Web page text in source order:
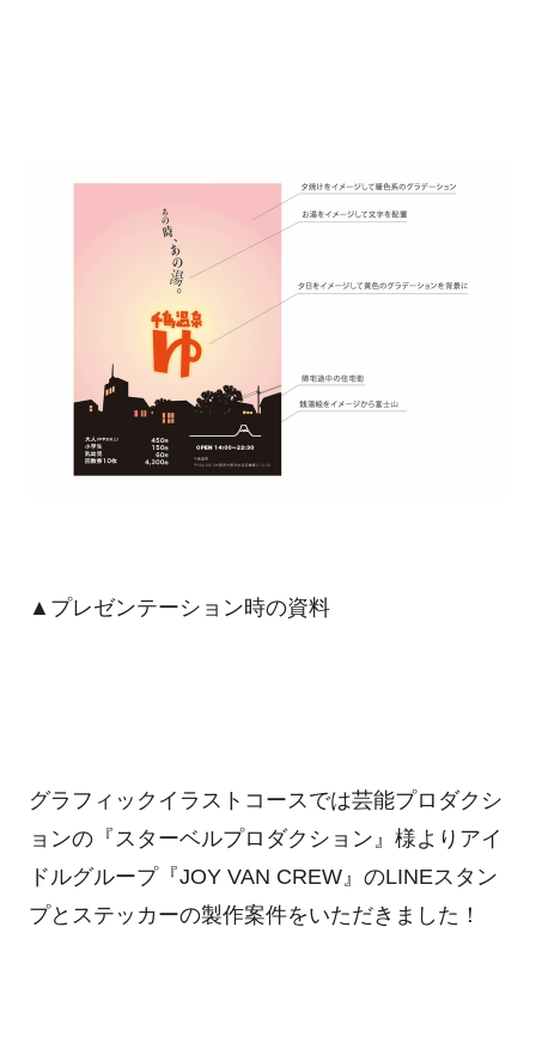
▲プレゼンテーション時の資料
グラフィックイラストコースでは芸能プロダクシ
ョンの『スターベルプロダクション』様よりアイ
ドルグループ『JOY VAN CREW』のLINE スタン
プとステッカーの製作案件をいただきました！